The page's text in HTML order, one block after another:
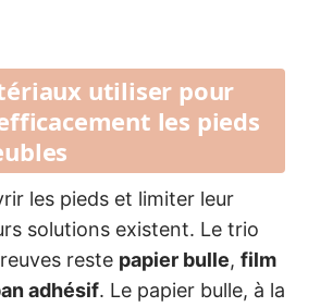
utiliser pour
les pieds
les pieds et limiter leur
solutions existent. Le trio
reste papier bulle, film
adhésif. Le papier bulle, à la